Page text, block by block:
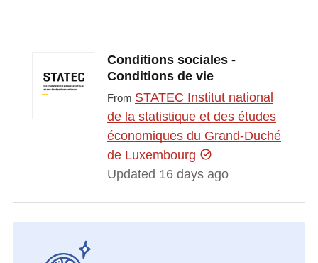
Conditions sociales -
Conditions de vie
From STATEC Institut national
de la statistique et des études
économiques du Grand-Duché
de Luxembourg
Updated 16 days ago